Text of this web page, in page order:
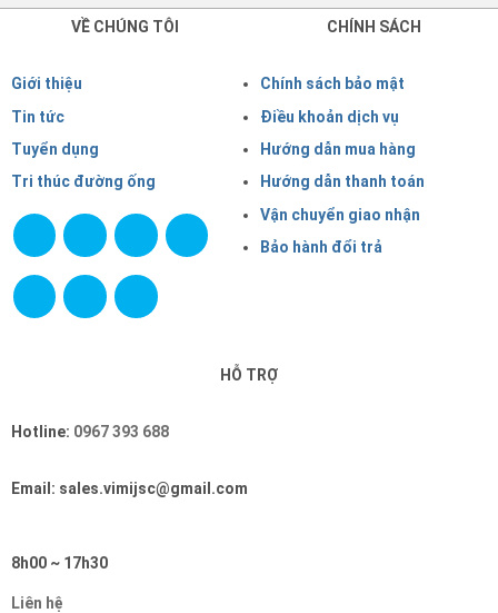
VỀ CHÚNG TÔI
Giới thiệu
Tin tức
Tuyển dụng
Tri thúc đường ống
CHÍNH SÁCH
Chính sách bảo mật
Điều khoản dịch vụ
Hướng dẫn mua hàng
Hướng dẫn thanh toán
Vận chuyển giao nhận
Bảo hành đổi trả
HỖ TRỢ
Hotline: 0967 393 688
Email: sales.vimijsc@gmail.com
8h00 ~ 17h30
Liên hệ